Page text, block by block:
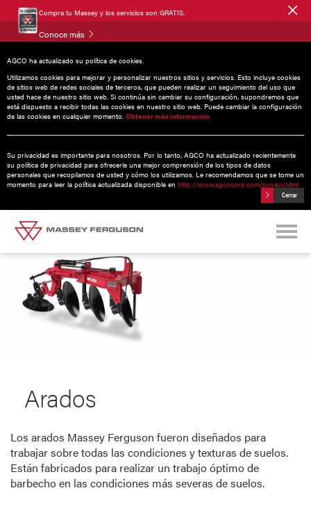
Compra tu Massey y los servicios son GRATIS.
Conoce más
AGCO ha actualizado su política de cookies.
Utilizamos cookies para mejorar y personalizar nuestros sitios y servicios. Esto incluye cookies
de sitios web de redes sociales de terceros, que pueden realizar un seguimiento del uso que
usted hace de nuestro sitio web. Si continúa sin cambiar su configuración, supondremos que
está dispuesto a recibir todas las cookies en nuestro sitio web. Puede cambiar la configuración
de las cookies en cualquier momento. Obtener más información
Su privacidad es importante para nosotros. Por lo tanto, AGCO ha actualizado recientemente
su política de privacidad para ofrecerle una mejor comprensión de los tipos de datos
personales que recopilamos de usted y cómo los utilizamos. Le recomendamos que se tome un
momento para leer la política actualizada disponible en http://www.agcocorp.com/privacy.html
Cerrar
Arados| 0 HP
Arados
Los arados Massey Ferguson fueron diseñados para
trabajar sobre todas las condiciones y texturas de suelos.
Están fabricados para realizar un trabajo óptimo de
barbecho en las condiciones más severas de suelos.